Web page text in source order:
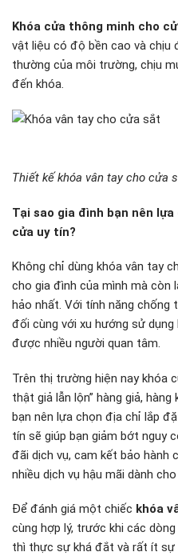
Khóa cửa thông minh cho
vật liệu có độ bền cao và
thường của môi trường, chịu
đến khóa.
Thiết kế khóa vân tay cho cửa
Tại sao gia đình bạn nên
cửa uy tín?
Không chỉ dùng khóa vân tay
cho gia đình của mình mà còn
hảo nhất. Với tính năng
đối cùng với xu hướng sử
được nhiều người quan tâm.
Trên thị trường hiện nay khóa
thật giả lẫn lộn” hàng giả,
bạn nên lựa chọn địa chỉ lắp
tín sẽ giúp bạn giảm bớt nguy
đãi dịch vụ, cam kết bảo hành
nhiều dịch vụ hậu mãi dành
Để đánh giá một chiếc khóa
cùng hợp lý, trước khi các
thì thực sự khá đắt và rất ít sự